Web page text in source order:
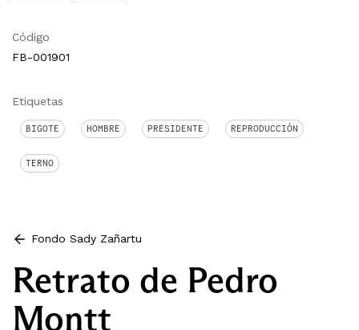
Código
FB-001901
Etiquetas
BIGOTE HOMBRE PRESIDENTE REPRODUCCIÓN
TERNO
Fondo Sady Zañartu
Retrato de Pedro
Montt